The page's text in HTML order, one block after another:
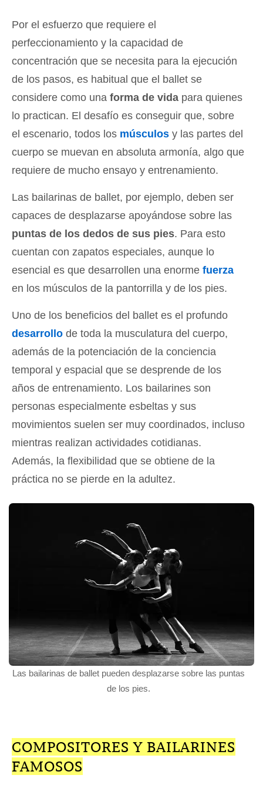
Por el esfuerzo que requiere el
perfeccionamiento y la capacidad de
concentración que se necesita para la ejecución
de los pasos, es habitual que el ballet se
considere como una forma de vida para quienes
lo practican. El desafío es conseguir que, sobre
el escenario, todos los músculos y las partes del
cuerpo se muevan en absoluta armonía, algo que
requiere de mucho ensayo y entrenamiento.
Las bailarinas de ballet, por ejemplo, deben ser
capaces de desplazarse apoyándose sobre las
puntas de los dedos de sus pies. Para esto
cuentan con zapatos especiales, aunque lo
esencial es que desarrollen una enorme fuerza
en los músculos de la pantorrilla y de los pies.
Uno de los beneficios del ballet es el profundo
desarrollo de toda la musculatura del cuerpo,
además de la potenciación de la conciencia
temporal y espacial que se desprende de los
años de entrenamiento. Los bailarines son
personas especialmente esbeltas y sus
movimientos suelen ser muy coordinados, incluso
mientras realizan actividades cotidianas.
Además, la flexibilidad que se obtiene de la
práctica no se pierde en la adultez.
Las bailarinas de ballet pueden desplazarse sobre las puntas
de los pies.
COMPOSITORES Y BAILARINES
FAMOSOS